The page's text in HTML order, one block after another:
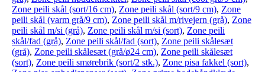
Zone peili skål (sort/16 cm), Zone peili skål (sort/9 cm), Zone
peili skål (varm grå/9 cm), Zone peili skål m/rivejern (grå), Zone
peili skål m/si (grå), Zone peili skål m/si (sort), Zone peili
skål/fad (grå), Zone peili skål/fad (sort), Zone peili skålesæt
(grå), Zone peili skålesæt (grå/ø24 cm), Zone peili skålesæt
(sort), Zone peili smørebrik (sort/2 stk.), Zone pisa fakkel (sort),